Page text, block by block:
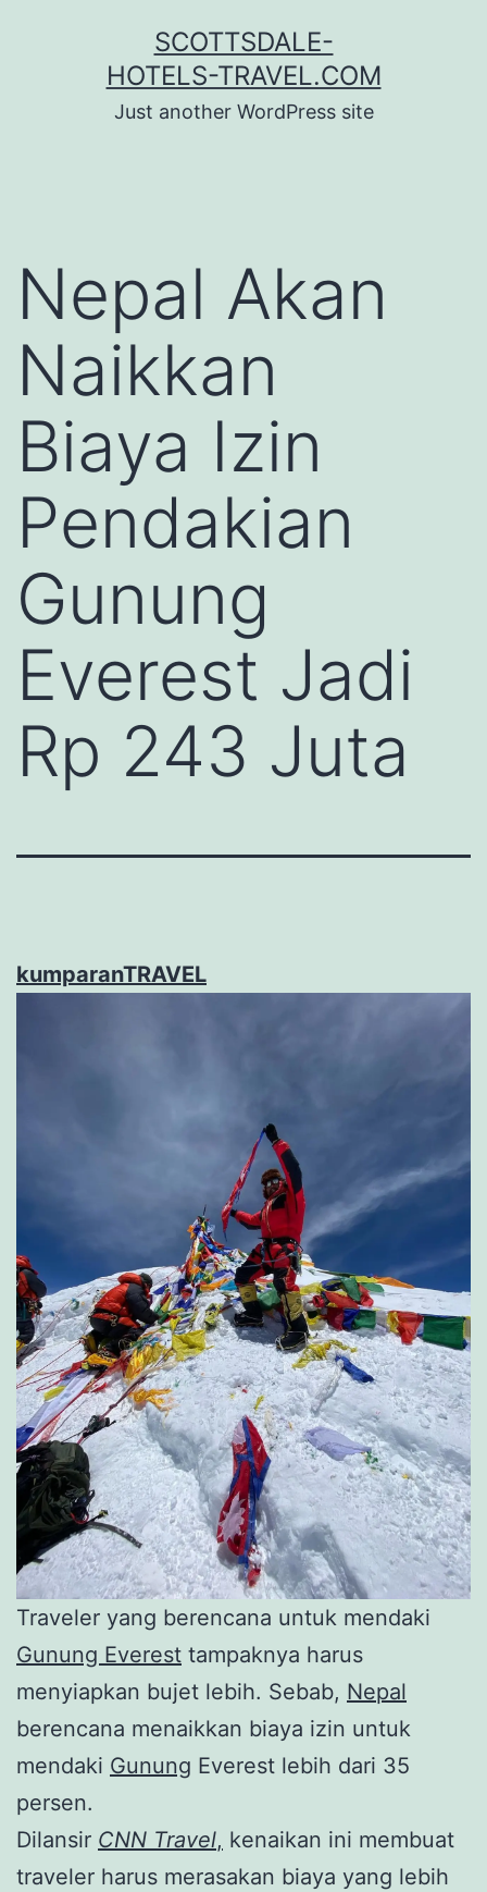
SCOTTSDALE-
HOTELS-TRAVEL.COM
Just another WordPress site
Nepal Akan
Naikkan
Biaya Izin
Pendakian
Gunung
Everest Jadi
Rp 243 Juta
kumparanTRAVEL
Traveler yang berencana untuk mendaki
Gunung Everest tampaknya harus
menyiapkan bujet lebih. Sebab, Nepal
berencana menaikkan biaya izin untuk
mendaki Gunung Everest lebih dari 35
persen.
Dilansir CNN Travel, kenaikan ini membuat
traveler harus merasakan biaya yang lebih